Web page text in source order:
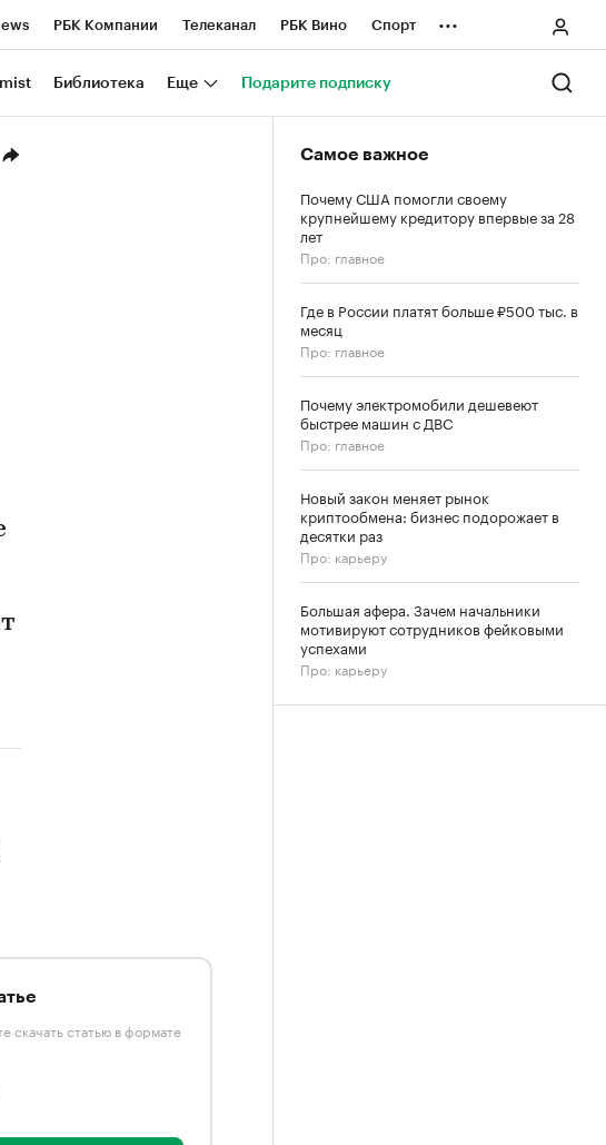
РБК Компании Телеканал РБК Вино Спорт
Национальные проекты Город
...
Библиотека Еще Подарите подписку
скачать статью в формате
Самое важное
Почему США помогли своему
крупнейшему кредитору впервые за 28
лет
Про: главное
Где в России платят больше ₽500 тыс. в
месяц
Про: главное
Почему электромобили дешевеют
быстрее машин с ДВС
Про: главное
Новый закон меняет рынок
криптообмена: бизнес подорожает в
десятки раз
Про: карьеру
Большая афера. Зачем начальники
мотивируют сотрудников фейковыми
успехами
Про: карьеру